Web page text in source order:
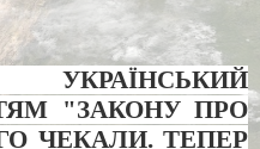
УКРАЇНСЬКИЙ
"ЗАКОНУ ПРО
ЧЕКАЛИ. ТЕПЕР